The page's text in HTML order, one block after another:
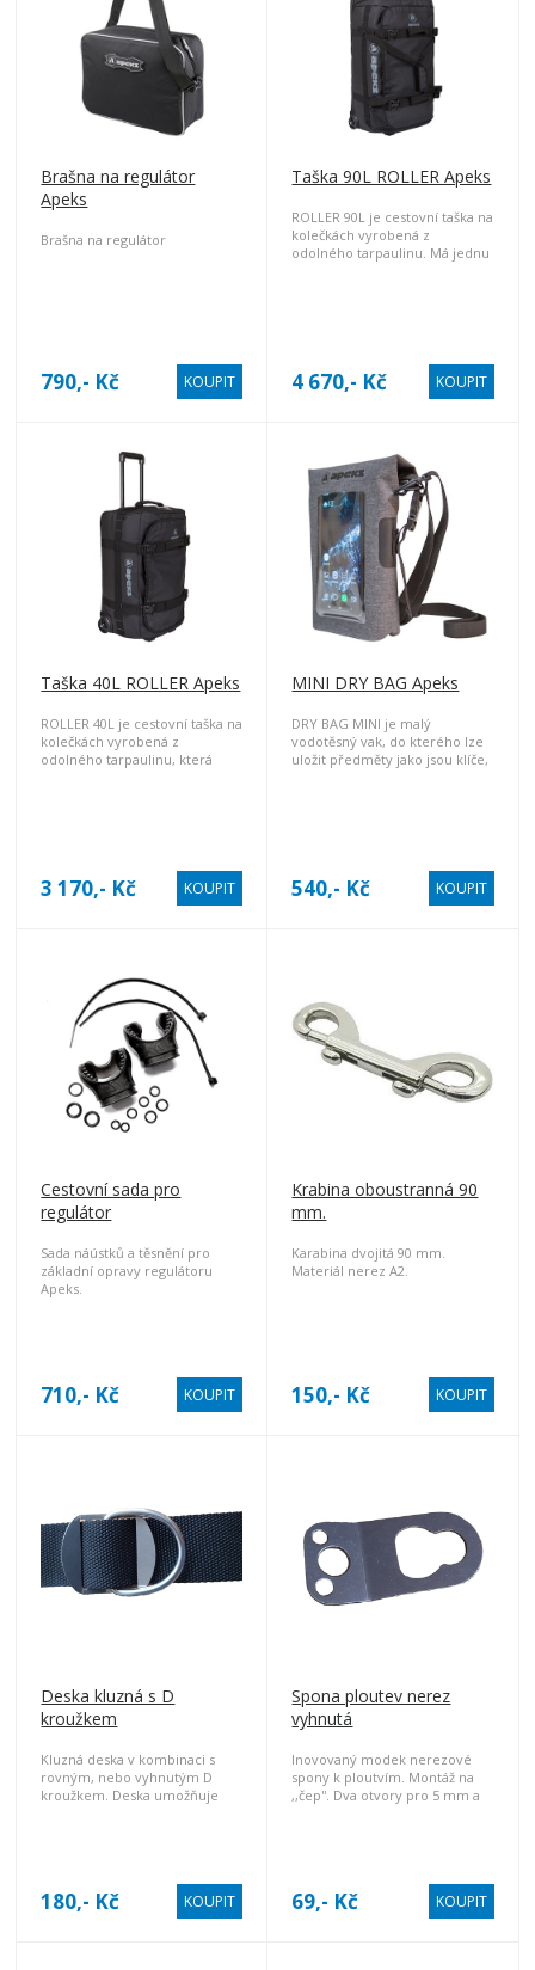
Brašna na regulátor
Apeks
Brašna na regulátor
790,- Kč KOUPIT
Taška 90L ROLLER Apeks
ROLLER 90L je cestovní taška na
kolečkách vyrobená z
odolného tarpaulinu. Má jednu
4 670,- Kč KOUPIT
Taška 40L ROLLER Apeks
ROLLER 40L je cestovní taška na
kolečkách vyrobená z
odolného tarpaulinu, která
3 170,- Kč KOUPIT
MINI DRY BAG Apeks
DRY BAG MINI je malý
vodotěsný vak, do kterého lze
uložit předměty jako jsou klíče,
540,- Kč KOUPIT
Cestovní sada pro
regulátor
Sada náústků a těsnění pro
základní opravy regulátoru
Apeks.
710,- Kč KOUPIT
Krabina oboustranná 90
mm.
Karabina dvojitá 90 mm.
Materiál nerez A2.
150,- Kč KOUPIT
Deska kluzná s D
kroužkem
Kluzná deska v kombinaci s
rovným, nebo vyhnutým D
kroužkem. Deska umožňuje
180,- Kč KOUPIT
Spona ploutev nerez
vyhnutá
Inovovaný modek nerezové
spony k ploutvím. Montáž na
,,čep''. Dva otvory pro 5 mm a
69,- Kč KOUPIT